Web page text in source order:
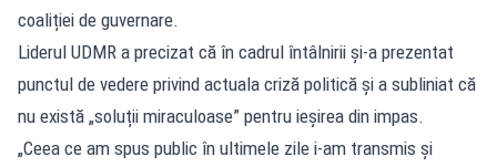
coaliției de guvernare.
Liderul UDMR a precizat că în cadrul întâlnirii și-a prezentat
punctul de vedere privind actuala criză politică și a subliniat că
nu există „soluții miraculoase” pentru ieșirea din impas.
„Ceea ce am spus public în ultimele zile i-am transmis și